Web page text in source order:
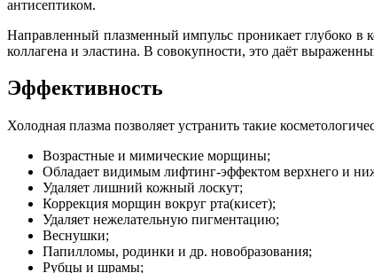
антисептиком.
Направленный плазменный импульс проникает глубоко в
коллагена и эластина. В совокупности, это даёт
Эффективность
Холодная плазма позволяет устранить такие
Возрастные и мимические морщины;
Обладает видимым лифтинг-эффектом верхнего и
Удаляет лишний кожный лоскут;
Коррекция морщин вокруг рта(кисет);
Удаляет нежелательную пигментацию;
Веснушки;
Папилломы, родинки и др. новобразования;
Рубцы и шрамы;